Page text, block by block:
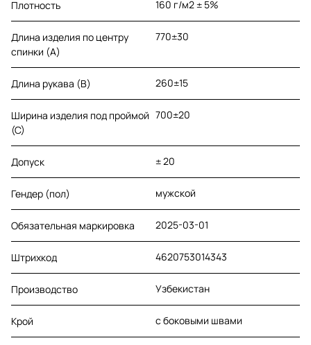
Плотность 160 г/м2 ± 5%
Длина изделия по центру
спинки (A)
770±30
Длина рукава (B) 260±15
Ширина изделия под проймой
(С)
700±20
Допуск ± 20
Гендер (пол) мужской
Обязательная маркировка 2025-03-01
Штрихкод 4620753014343
Производство Узбекистан
Крой с боковыми швами